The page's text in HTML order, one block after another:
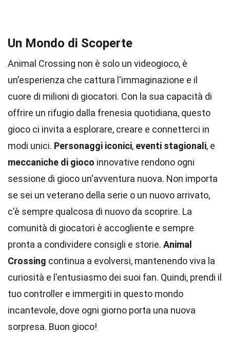
Un Mondo di Scoperte
Animal Crossing non è solo un videogioco, è
un'esperienza che cattura l'immaginazione e il
cuore di milioni di giocatori. Con la sua capacità di
offrire un rifugio dalla frenesia quotidiana, questo
gioco ci invita a esplorare, creare e connetterci in
modi unici. Personaggi iconici, eventi stagionali, e
meccaniche di gioco innovative rendono ogni
sessione di gioco un'avventura nuova. Non importa
se sei un veterano della serie o un nuovo arrivato,
c'è sempre qualcosa di nuovo da scoprire. La
comunità di giocatori è accogliente e sempre
pronta a condividere consigli e storie. Animal
Crossing continua a evolversi, mantenendo viva la
curiosità e l'entusiasmo dei suoi fan. Quindi, prendi il
tuo controller e immergiti in questo mondo
incantevole, dove ogni giorno porta una nuova
sorpresa. Buon gioco!